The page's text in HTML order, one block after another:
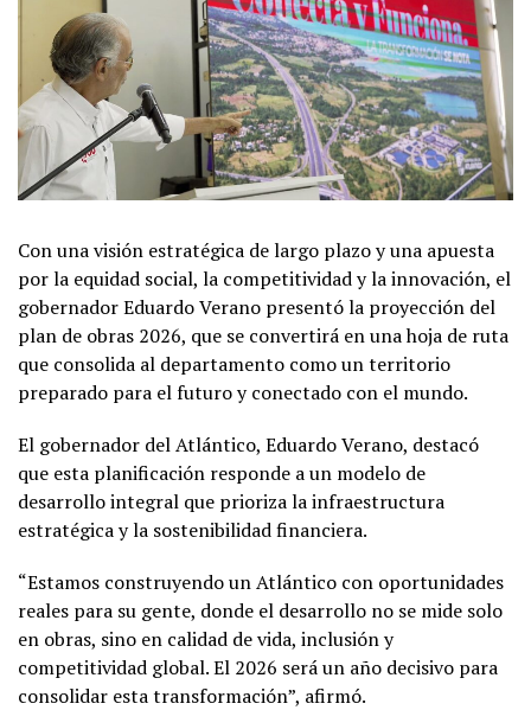
Con una visión estratégica de largo plazo y una apuesta
por la equidad social, la competitividad y la innovación, el
gobernador Eduardo Verano presentó la proyección del
plan de obras 2026, que se convertirá en una hoja de ruta
que consolida al departamento como un territorio
preparado para el futuro y conectado con el mundo.
El gobernador del Atlántico, Eduardo Verano, destacó
que esta planificación responde a un modelo de
desarrollo integral que prioriza la infraestructura
estratégica y la sostenibilidad financiera.
“Estamos construyendo un Atlántico con oportunidades
reales para su gente, donde el desarrollo no se mide solo
en obras, sino en calidad de vida, inclusión y
competitividad global. El 2026 será un año decisivo para
consolidar esta transformación”, afirmó.